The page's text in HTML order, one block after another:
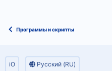
Программы и скрипты
iO Русский (RU)